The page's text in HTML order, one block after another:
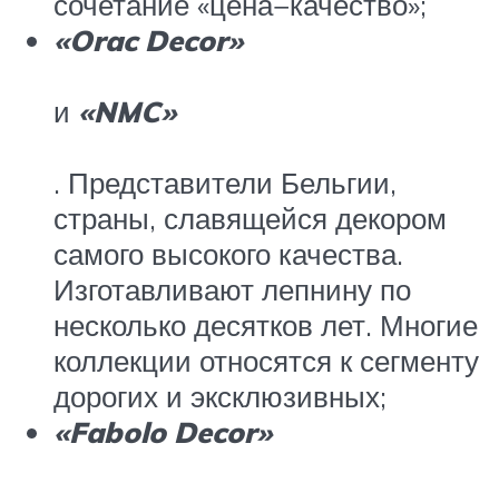
«Orac Decor»
и «NMC»
. Представители Бельгии,
страны, славящейся декором
самого высокого качества.
Изготавливают лепнину по
несколько десятков лет. Многие
коллекции относятся к сегменту
дорогих и эксклюзивных;
«Fabolo Decor»